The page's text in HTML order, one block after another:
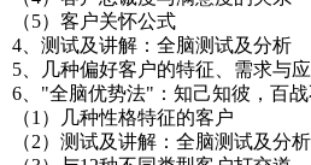
（5）客户关怀公式
4、测试及讲解：全脑测试及分析
5、几种偏好客户的特征、需求与
6、"全脑优势法"：知己知彼，百
（1）几种性格特征的客户
（2）测试及讲解：全脑测试及分析